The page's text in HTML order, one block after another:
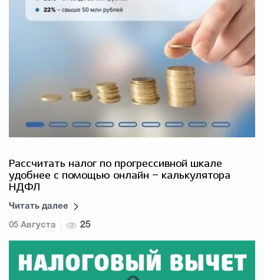
Рассчитать налог по прогрессивной шкале
удобнее с помощью онлайн – калькулятора
НДФЛ
Читать далее
05 Августа 25